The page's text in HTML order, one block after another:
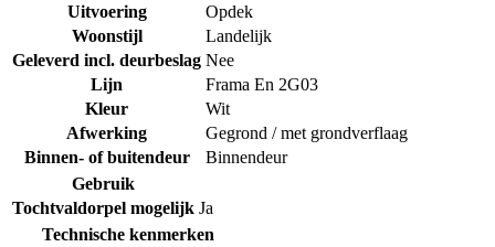
Uitvoering
Opdek
Woonstijl
Landelijk
Geleverd incl. deurbeslag Nee
Lijn
Frama En 2G03
Kleur
Wit
Afwerking
Gegrond / met grondverflaag
Binnen- of buitendeur
Binnendeur
Gebruik
Tochtvaldorpel mogelijk Ja
Technische kenmerken